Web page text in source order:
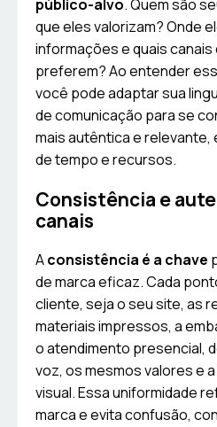
público-alvo. Quem são
que eles valorizam? Onde
informações e quais
preferem? Ao entender
você pode adaptar sua
de comunicação para se
mais autêntica e
de tempo e recursos.
Consistência e
canais
Aconsistência é a chave
de marca eficaz. Cada
cliente, seja o seu site, as
materiais impressos, a
o atendimento presencial,
voz, os mesmos valores e
visual. Essa uniformidade
marca e evita confusão,